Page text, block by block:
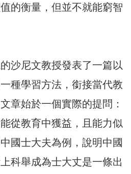
的衡量，但並不就能窮智
沙尼文教授發表了一篇以
種學習方法，銜接當代教
章始於一個實際的提問：
從教育中獲益，且能力似
國士大夫為例，說明中國
科舉成為士大丈是一條出